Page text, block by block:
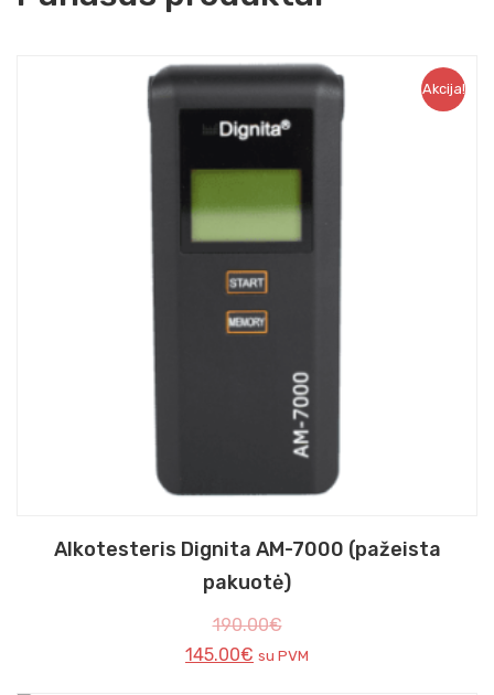
Akcija!
Alkotesteris Dignita AM-7000 (pažeista
pakuotė)
190.00€
145.00€ su PVM